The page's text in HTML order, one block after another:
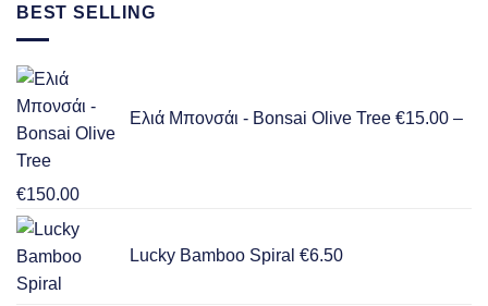
BEST SELLING
Ελιά Μπονσάι - Bonsai Olive Tree €15.00 –
€150.00Price
€15.00Lucky Bamboo Spiral €6.50